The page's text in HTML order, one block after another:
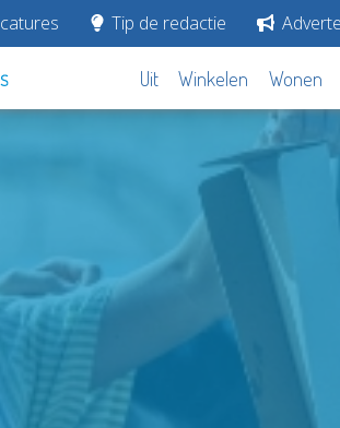
Tip de redactie
Uit Winkelen Wonen